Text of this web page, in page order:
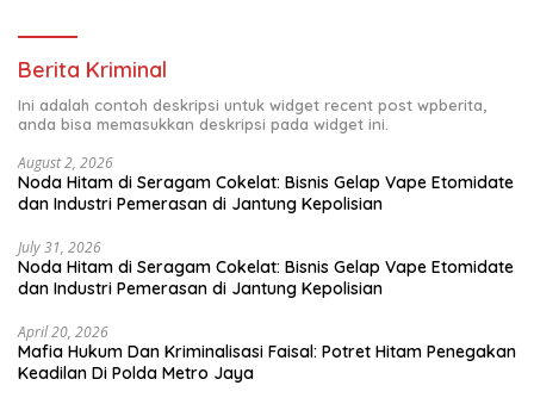
Berita Kriminal
Ini adalah contoh deskripsi untuk widget recent post wpberita,
anda bisa memasukkan deskripsi pada widget ini.
August 2, 2026
Noda Hitam di Seragam Cokelat: Bisnis Gelap Vape Etomidate
dan Industri Pemerasan di Jantung Kepolisian
July 31, 2026
Noda Hitam di Seragam Cokelat: Bisnis Gelap Vape Etomidate
dan Industri Pemerasan di Jantung Kepolisian
April 20, 2026
Mafia Hukum Dan Kriminalisasi Faisal: Potret Hitam Penegakan
Keadilan Di Polda Metro Jaya